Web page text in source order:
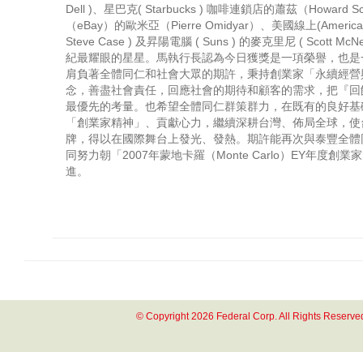
Dell )、星巴克( Starbucks ) 咖啡連鎖店的蕭茲（Howard
（eBay）的歐米亞（Pierre Omidyar）、美國線上
Steve Case ) 及昇陽電腦 ( Suns ) 的麥克里尼 ( Scott
紀最耀眼的星星。馬執行長認為今日獲獎是一項榮譽，也
肩負著全體同仁和社會大眾的期許，秉持創業家「永續經
念，善盡社會責任，回應社會的期待和顧客的需求，把『
最優先的考量。也希望全體同仁群策群力，在既有的良好
「創業家精神」、貢獻心力，繼續深耕台灣、佈局全球，
牌，得以在國際舞台上發光、發熱。期許能再次與泰豐全
同努力朝「2007年蒙地卡羅（Monte Carlo）EY年度創業
進。
© Copyright 2026 Federal Corp. All Rights